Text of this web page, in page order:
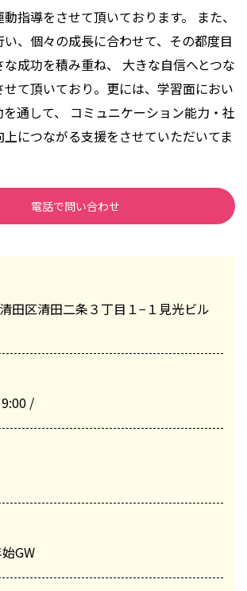
指導をさせて頂いております。 また、
、個々の成長に合わせて、その都度目
成功を積み重ね、 大きな自信へとつな
て頂いており。更には、学習面におい
通して、 コミュニケーション能力・社
につながる支援をさせていただいてま
電話で問い合わせ
田区清田二条３丁目１−１見光ビル
/
GW